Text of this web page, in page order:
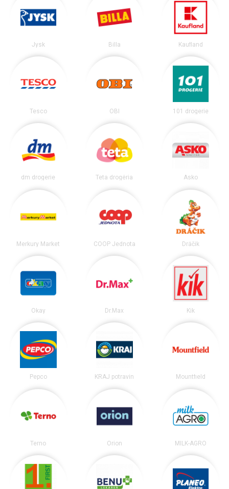
Jysk Billa Kaufland
Tesco OBI 101 drogerie
dm drogerie Teta drogéria Asko
Merkury Market COOP Jednota Dráčik
Okay Dr.Max Kik
Pepco KRAJ potravín Mountfield
Terno Orion MILK-AGRO